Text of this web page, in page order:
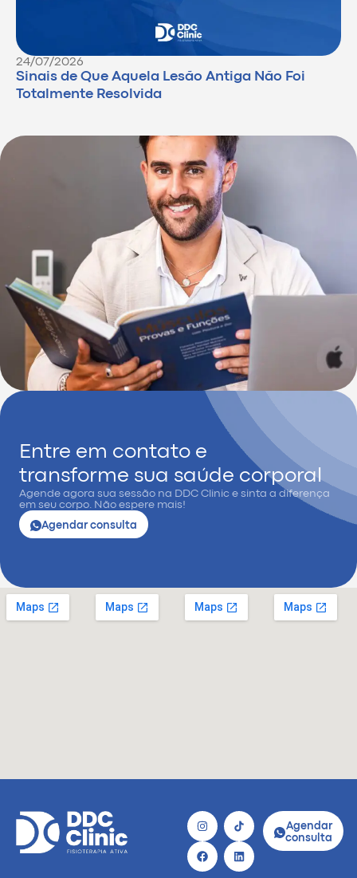
24/07/2026
Sinais de Que Aquela Lesão Antiga Não Foi
Totalmente Resolvida
Entre em contato e
transforme sua saúde corporal
Agende agora sua sessão na DDC Clinic e sinta a diferença
em seu corpo. Não espere mais!
Agendar consulta
Agendar
consulta